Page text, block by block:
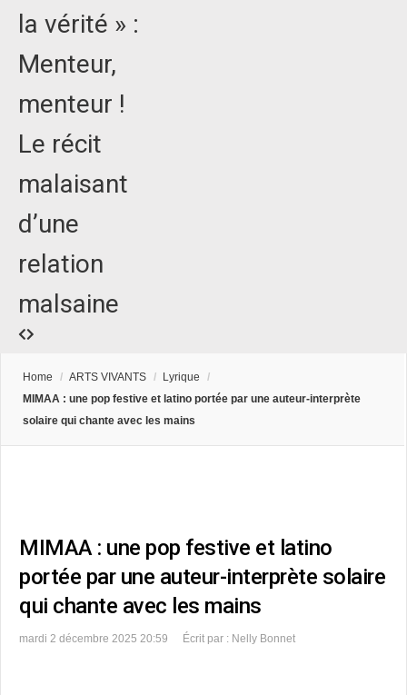
la vérité » :
Menteur,
menteur !
Le récit
malaisant
d’une
relation
malsaine
Home / ARTS VIVANTS / Lyrique
/
MIMAA : une pop festive et latino portée par une auteur-interprète
solaire qui chante avec les mains
MIMAA : une pop festive et latino
portée par une auteur-interprète solaire
qui chante avec les mains
mardi 2 décembre 2025 20:59 Écrit par : Nelly Bonnet